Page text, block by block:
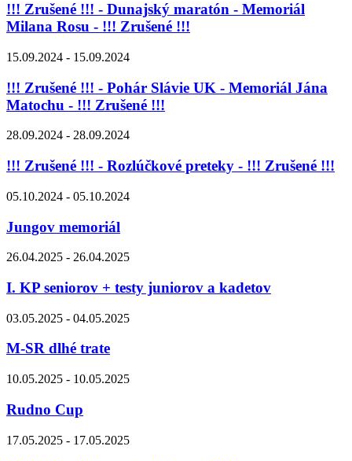
!!! Zrušené !!! - Dunajský maratón - Memoriál
Milana Rosu - !!! Zrušené !!!
15.09.2024 - 15.09.2024
!!! Zrušené !!! - Pohár Slávie UK - Memoriál Jána
Matochu - !!! Zrušené !!!
28.09.2024 - 28.09.2024
!!! Zrušené !!! - Rozlúčkové preteky - !!! Zrušené !!!
05.10.2024 - 05.10.2024
Jungov memoriál
26.04.2025 - 26.04.2025
I. KP seniorov + testy juniorov a kadetov
03.05.2025 - 04.05.2025
M-SR dlhé trate
10.05.2025 - 10.05.2025
Rudno Cup
17.05.2025 - 17.05.2025